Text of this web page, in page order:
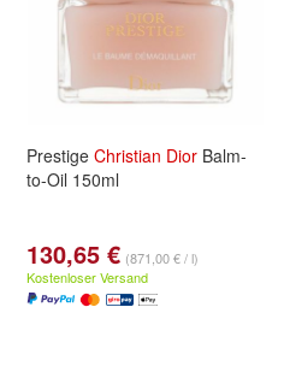
Prestige Christian Dior Balm-
to-Oil 150ml
130,65 € (871,00 € / l)
Kostenloser Versand